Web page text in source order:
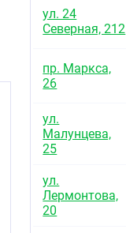
ул. 24
Северная, 212
пр. Маркса,
26
ул.
Малунцева,
25
ул.
Лермонтова,
20